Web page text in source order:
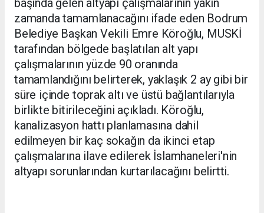
başında gelen altyapı çalışmalarının yakın
zamanda tamamlanacağını ifade eden Bodrum
Belediye Başkan Vekili Emre Köroğlu, MUSKİ
tarafından bölgede başlatılan alt yapı
çalışmalarının yüzde 90 oranında
tamamlandığını belirterek, yaklaşık 2 ay gibi bir
süre içinde toprak altı ve üstü bağlantılarıyla
birlikte bitirileceğini açıkladı. Köroğlu,
kanalizasyon hattı planlamasına dahil
edilmeyen bir kaç sokağın da ikinci etap
çalışmalarına ilave edilerek İslamhaneleri'nin
altyapı sorunlarından kurtarılacağını belirtti.